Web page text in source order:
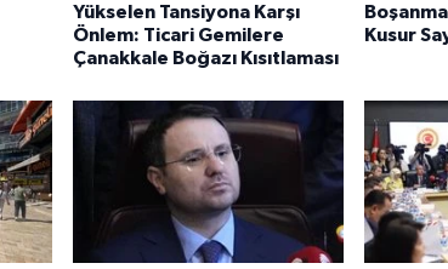
Yükselen Tansiyona Karşı
Önlem: Ticari Gemilere
Çanakkale Boğazı Kısıtlaması
Kusur